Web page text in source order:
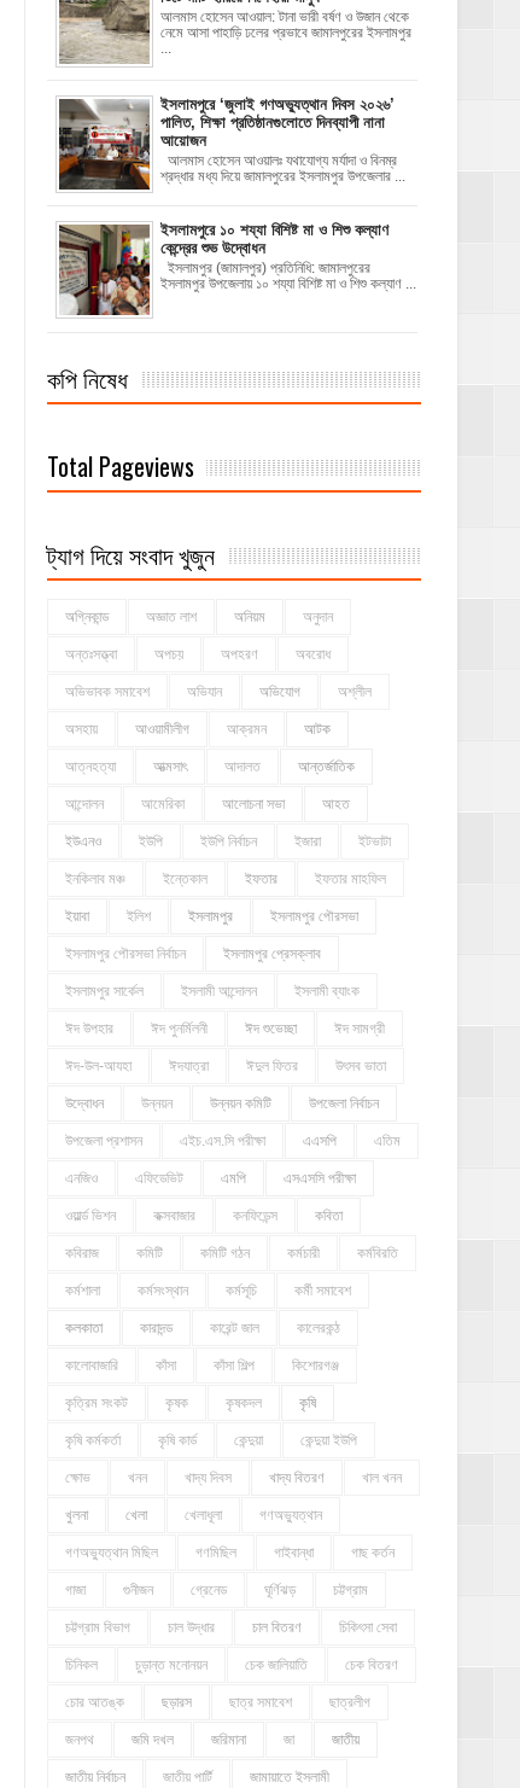
আলমাস হোসেন আওয়াল: টানা ভারী বর্ষণ ও উজান থেকে
নেমে আসা পাহাড়ি ঢলের প্রভাবে জামালপুরের ইসলামপুর
‎ইসলামপুরে ‘জুলাই গণঅভ্যুত্থান দিবস ২০২৬’
পালিত, শিক্ষা প্রতিষ্ঠানগুলোতে দিনব্যাপী নানা
আয়োজন
‎​আলমাস হোসেন আওয়ালঃ‎ ‎​যথাযোগ্য মর্যাদা ও বিনম্র
শ্রদ্ধার মধ্য দিয়ে জামালপুরের ইসলামপুর উপজেলার ...
ইসলামপুরে ১০ শয্যা বিশিষ্ট মা ও শিশু কল্যাণ
কেন্দ্রের শুভ উদ্বোধন
ইসলামপুর (জামালপুর) প্রতিনিধি: জামালপুরের
ইসলামপুর উপজেলায় ১০ শয্যা বিশিষ্ট মা ও শিশু কল্যাণ ...
কপি নিষেধ
Total Pageviews
ট্যাগ দিয়ে সংবাদ খুজুন
অগ্নিকান্ড অজ্ঞাত লাশ অনিয়ম অনুদান
অন্তঃসত্ত্বা অপচয় অপহরণ অবরোধ
অভিভাবক সমাবেশ অভিযান অভিযোগ অশ্লীল
অসহায় আওয়ামীলীগ আক্রমন আটক
আত্নহত্যা আত্মসাৎ আদালত আন্তর্জাতিক
আন্দোলন আমেরিকা আলোচনা সভা আহত
ইউএনও ইউপি ইউপি নির্বাচন ইজারা ইটভাটা
ইনকিলাব মঞ্চ ইন্তেকাল ইফতার ইফতার মাহফিল
ইয়াবা ইলিশ ইসলামপুর ইসলামপুর পৌরসভা
ইসলামপুর পৌরসভা নির্বাচন ইসলামপুর প্রেসক্লাব
ইসলামপুর সার্কেল ইসলামী আন্দোলন ইসলামী ব্যাংক
ঈদ উপহার ঈদ পুনর্মিলনী ঈদ শুভেচ্ছা ঈদ সামগ্রী
ঈদ-উল-আযহা ঈদযাত্রা ঈদুল ফিতর উৎসব ভাতা
উদ্বোধন উন্নয়ন উন্নয়ন কমিটি উপজেলা নির্বাচন
উপজেলা প্রশাসন এইচ.এস.সি পরীক্ষা এএসপি এতিম
এনজিও এফিডেভিট এমপি এসএসসি পরীক্ষা
ওয়ার্ল্ড ভিশন কক্সবাজার কনফিডেন্স কবিতা
কবিরাজ কমিটি কমিটি গঠন কর্মচারী কর্মবিরতি
কর্মশালা কর্মসংস্থান কর্মসূচি কর্মী সমাবেশ
কলকাতা কারাদন্ড কারেন্ট জাল কালেরকন্ঠ
কালোবাজারি কাঁসা কাঁসা শিল্প কিশোরগঞ্জ
কৃত্রিম সংকট কৃষক কৃষকদল কৃষি
কৃষি কর্মকর্তা কৃষি কার্ড কেন্দুয়া কেন্দুয়া ইউপি
ক্ষোভ খনন খাদ্য দিবস খাদ্য বিতরণ খাল খনন
খুলনা খেলা খেলাধূলা গণঅভ্যুত্থান
গণঅভ্যুত্থান মিছিল গণমিছিল গাইবান্ধা গাছ কর্তন
গাজা গুনীজন গ্রেনেড ঘূর্ণিঝড় চট্টগ্রাম
চট্টগ্রাম বিভাগ চাল উদ্ধার চাল বিতরণ চিকিৎসা সেবা
চিনিকল চুড়ান্ত মনোনয়ন চেক জালিয়াতি চেক বিতরণ
চোর আতঙ্ক ছড়ারস ছাত্র সমাবেশ ছাত্রলীগ
জনপথ জমি দখল জরিমানা জা জাতীয়
জাতীয় নির্বাচন জাতীয় পার্টি জামায়াতে ইসলামী